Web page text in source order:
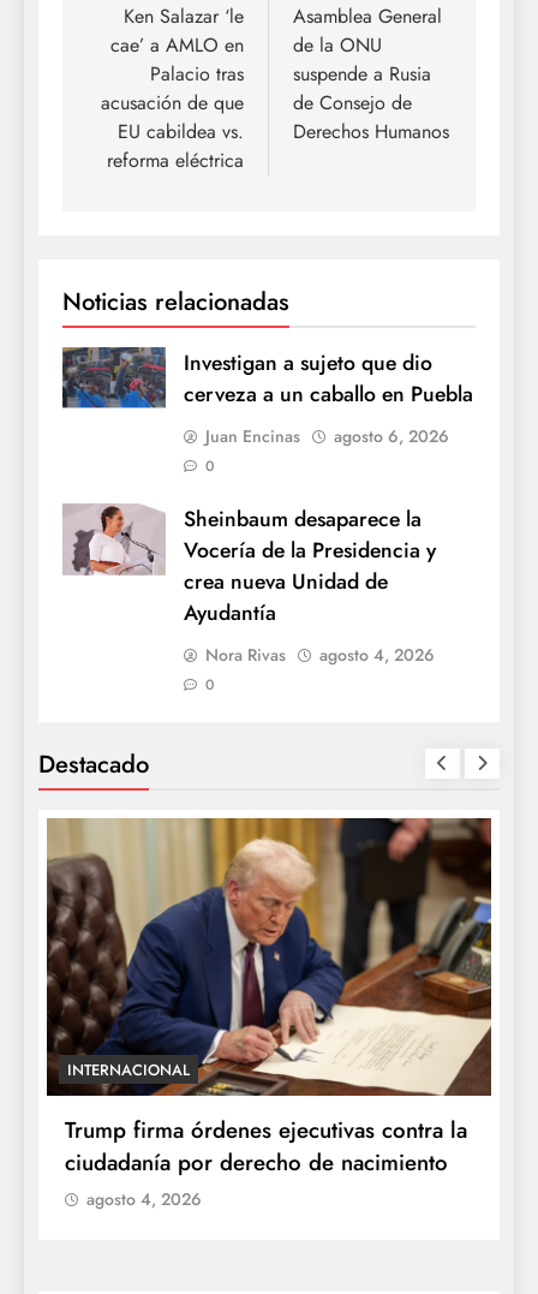
entradas
Ken Salazar ‘le
cae’ a AMLO en
Palacio tras
acusación de que
EU cabildea vs.
reforma eléctrica
Asamblea General
de la ONU
suspende a Rusia
de Consejo de
Derechos Humanos
Noticias relacionadas
Investigan a sujeto que dio
cerveza a un caballo en Puebla
Juan Encinas agosto 6, 2026
0
Sheinbaum desaparece la
Vocería de la Presidencia y
crea nueva Unidad de
Ayudantía
Nora Rivas agosto 4, 2026
0
Destacado
contra la
ENTRETENIMIENTO
“Yanet es gomita premium”: Gomita
reacciona al inesperado duelo de
parecidos en redes